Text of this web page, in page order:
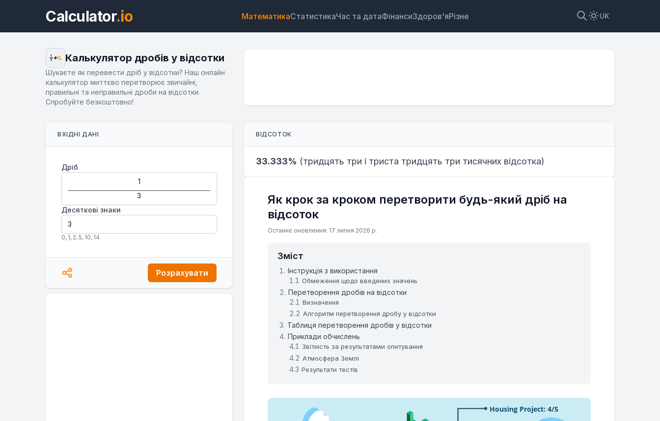
Calculator.io МатематикаСтатистикаЧас та датаФінансиЗдоров'яРізне UK
Попередній перегляд Калькулятор дробів у відсотки
1
2
% Калькулятор дробів у відсотки
Шукаєте як перевести дріб у відсотки? Наш онлайн
калькулятор миттєво перетворює звичайні,
правильні та неправильні дроби на відсотки.
Спробуйте безкоштовно!
ВХІДНІ ДАНІ
Дріб
Десяткові знаки
0, 1, 2,5, 10, 14
Розрахувати
ВІДСОТОК
33.333% (тридцять три і триста тридцять три тисячних відсотка)
Як крок за кроком перетворити будь-який дріб на
відсоток
Останнє оновлення: 17 липня 2026 р.
Зміст
Інструкція з використання
Обмеження щодо введених значень
Перетворення дробів на відсотки
Визначення
Алгоритм перетворення дробу у відсотки
Таблиця перетворення дробів у відсотки
Приклади обчислень
Звітність за результатами опитування
Атмосфера Землі
Результати тестів